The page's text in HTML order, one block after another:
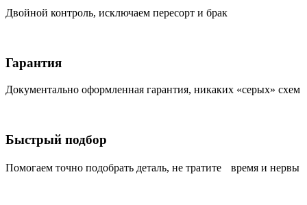
Двойной контроль, исключаем пересорт и брак
Гарантия
Документально оформленная гарантия, никаких «серых» схем
Быстрый подбор
Помогаем точно подобрать деталь, не тратите время и нервы